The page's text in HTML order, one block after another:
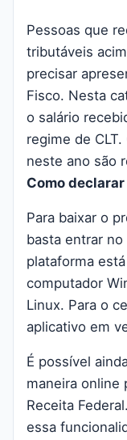
Pessoas que
tributáveis
precisar
Fisco. Nesta
o salário
regime de
neste ano são
Como declarar
Para baixar o
basta entrar
plataforma
computador
Linux. Para o
aplicativo em
É possível
maneira online
Receita
essa